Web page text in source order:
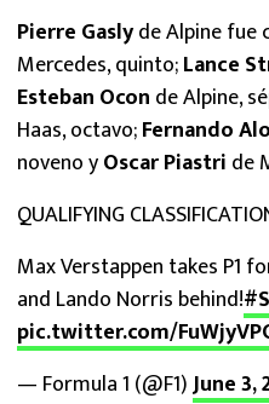
Pierre Gaslyde Alpine fue
Mercedes, quinto;Lance
Esteban Ocon de Alpine,
Haas, octavo;Fernando
noveno yOscar Piastri de
QUALIFYING
Max Verstappen takes P1
and Lando Norris behind!
pic.twitter.com/
— Formula 1 (@F1)June 3,